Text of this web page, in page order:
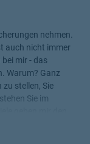
nehmen.
auch nicht immer
mir - das
Warum? Ganz
zu stellen, Sie
Sie im
geben, Ihr Leben
to